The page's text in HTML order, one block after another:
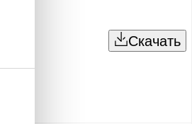
Скачать